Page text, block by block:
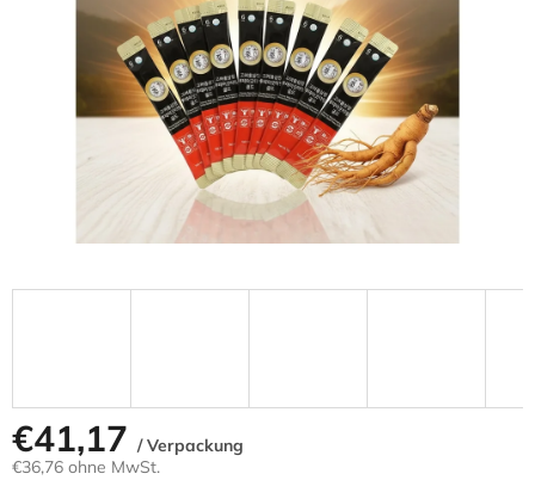
€41,17 / Verpackung
€36,76 ohne MwSt.